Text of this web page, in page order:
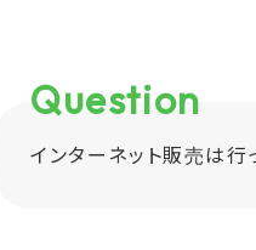
Question
インターネット販売は行